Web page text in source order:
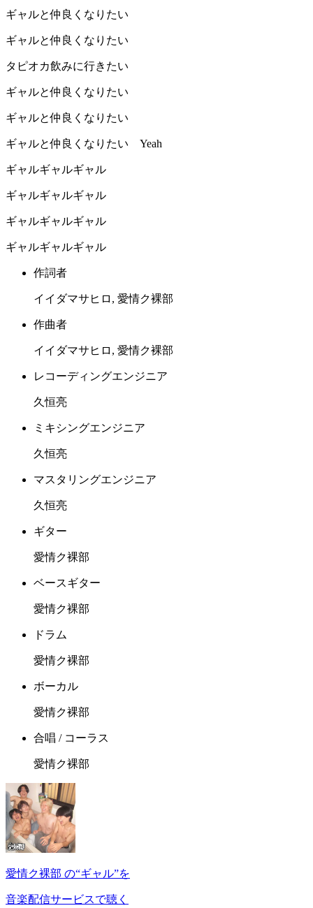
ギャルと仲良くなりたい
ギャルと仲良くなりたい
タピオカ飲みに行きたい
ギャルと仲良くなりたい
ギャルと仲良くなりたい
ギャルと仲良くなりたい Yeah
ギャルギャルギャル
ギャルギャルギャル
ギャルギャルギャル
ギャルギャルギャル
作詞者
イイダマサヒロ, 愛情ク裸部
作曲者
イイダマサヒロ, 愛情ク裸部
レコーディングエンジニア
久恒亮
ミキシングエンジニア
久恒亮
マスタリングエンジニア
久恒亮
ギター
愛情ク裸部
ベースギター
愛情ク裸部
ドラム
愛情ク裸部
ボーカル
愛情ク裸部
合唱 / コーラス
愛情ク裸部
愛情ク裸部 の“ギャル”を
音楽配信サービスで聴く